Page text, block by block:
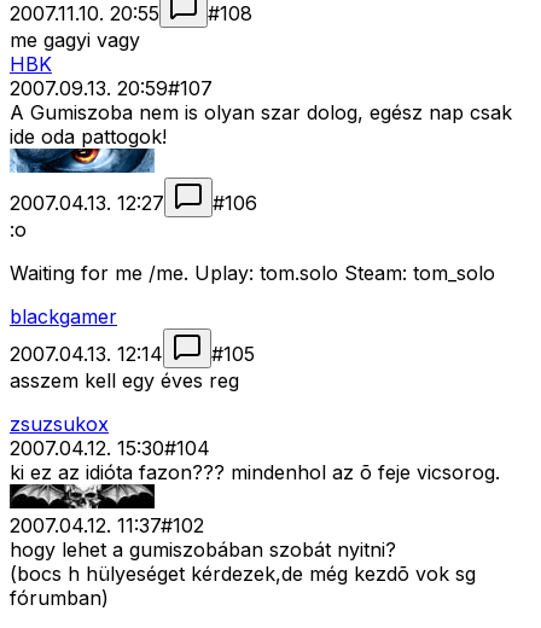
2007.11.10. 20:55
#108
me gagyi vagy
HBK
2007.09.13. 20:59#107
A Gumiszoba nem is olyan szar dolog, egész nap csak
ide oda pattogok!
2007.04.13. 12:27 #106
:o
Waiting for me /me. Uplay: tom.solo Steam: tom_solo
blackgamer
2007.04.13. 12:14
#105
asszem kell egy éves reg
zsuzsukox
2007.04.12. 15:30#104
ki ez az idióta fazon??? mindenhol az õ feje vicsorog.
2007.04.12. 11:37#102
hogy lehet a gumiszobában szobát nyitni?
(bocs h hülyeséget kérdezek,de még kezdõ vok sg
fórumban)